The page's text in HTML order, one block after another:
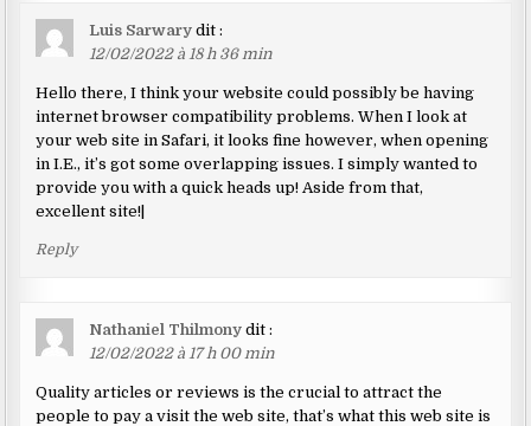
Luis Sarwary dit :
12/02/2022 à 18 h 36 min
Hello there, I think your website could possibly be having
internet browser compatibility problems. When I look at
your web site in Safari, it looks fine however, when opening
in I.E., it’s got some overlapping issues. I simply wanted to
provide you with a quick heads up! Aside from that,
excellent site!|
Reply
Nathaniel Thilmony dit :
12/02/2022 à 17 h 00 min
Quality articles or reviews is the crucial to attract the
people to pay a visit the web site, that’s what this web site is